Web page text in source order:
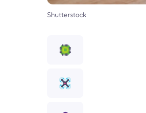
Shutterstock